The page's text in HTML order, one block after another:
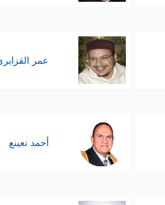
عمر
أحمد نعينع